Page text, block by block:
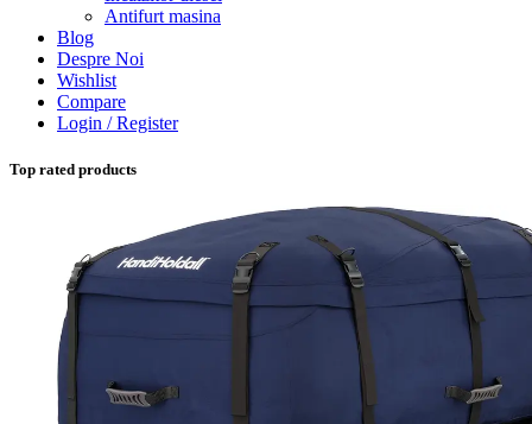
Antifurt masina
Blog
Despre Noi
Wishlist
Compare
Login / Register
Top rated products